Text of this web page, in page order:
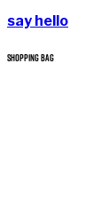
say hello
SHOPPING BAG